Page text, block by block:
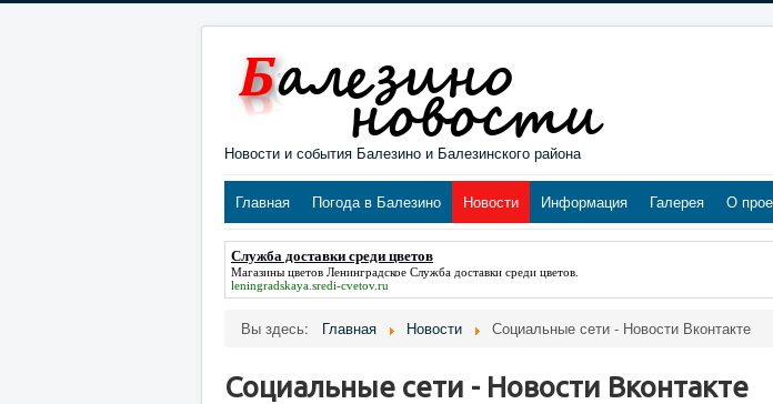
Новости и события Балезино и Балезинского района
Главная Погода в Балезино Новости Информация Галерея О
Служба доставки среди цветов
Магазины цветов Ленинградское Служба доставки среди цветов
leningradskaya.sredi-cvetov.ru
Вы здесь: Главная Новости Социальные сети - Новости Вконтакте
Социальные сети - Новости Вконтакте